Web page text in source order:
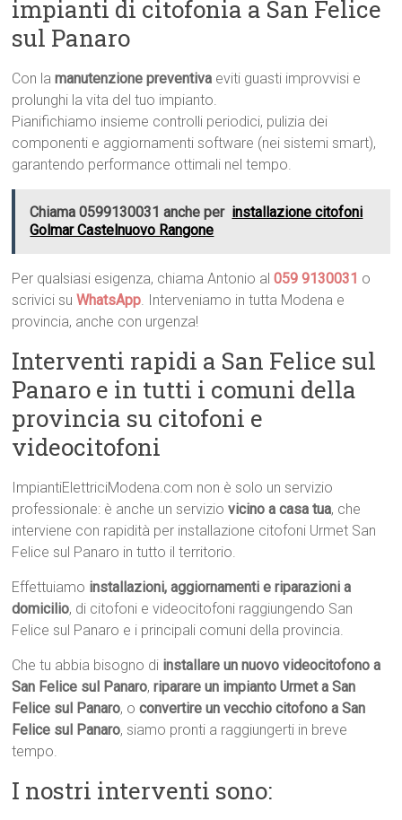
impianti di citofonia a San Felice
sul Panaro
Con lamanutenzione preventiva eviti guasti improvvisi e
prolunghi la vita del tuo impianto.
Pianifichiamo insieme controlli periodici, pulizia dei
componenti e aggiornamenti software (nei sistemi smart),
garantendo performance ottimali nel tempo.
Chiama 0599130031 anche per installazione citofoni
Golmar Castelnuovo Rangone
Per qualsiasi esigenza, chiama Antonio al059 9130031 o
scrivici suWhatsApp. Interveniamo in tutta Modena e
provincia, anche con urgenza!
Interventi rapidi a San Felice sul
Panaro e in tutti i comuni della
provincia su citofoni e
videocitofoni
ImpiantiElettriciModena.com non è solo un servizio
professionale: è anche un serviziovicino a casa tua, che
interviene con rapidità per installazione citofoni Urmet San
Felice sul Panaro in tutto il territorio.
Effettuiamo installazioni, aggiornamenti e riparazioni a
domicilio, di citofoni e videocitofoni raggiungendo San
Felice sul Panaro e i principali comuni della provincia.
Che tu abbia bisogno di installare un nuovo videocitofono a
San Felice sul Panaro,riparare un impianto Urmet a San
Felice sul Panaro, oconvertire un vecchio citofono a San
Felice sul Panaro, siamo pronti a raggiungerti in breve
tempo.
I nostri interventi sono: